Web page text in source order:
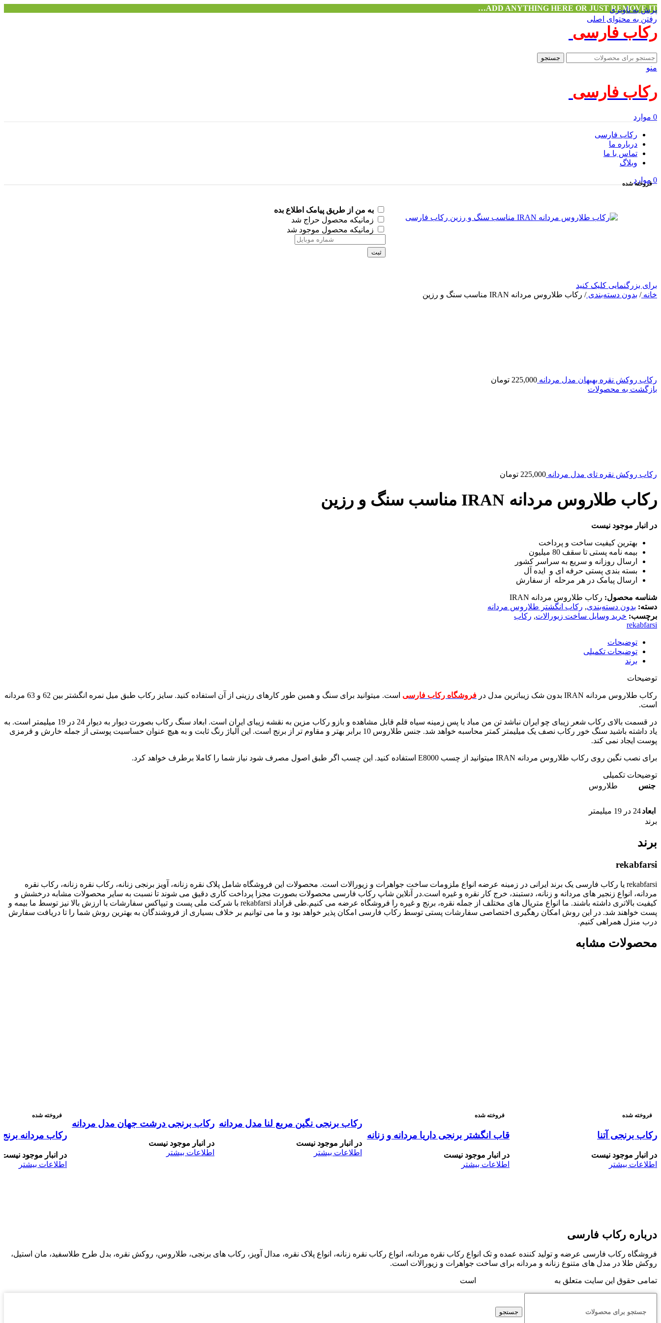
پرش به ناوبری
رفتن به محتوای اصلی
ADD ANYTHING HERE OR JUST REMOVE IT…
رکاب فارسی
جستجو
منو
رکاب فارسی
0 موارد
رکاب فارسی
درباره ما
تماس با ما
وبلاگ
0 موارد
فروخته شده
به من از طریق پیامک اطلاع بده
زمانیکه محصول حراج شد
زمانیکه محصول موجود شد
ثبت
برای بزرگنمایی کلیک کنید
خانه/ بدون دسته‌بندی/ رکاب طلاروس مردانه IRAN مناسب سنگ و رزین
رکاب روکش نقره بهبهان مدل مردانه 225,000 تومان
بازگشت به محصولات
رکاب روکش نقره تای مدل مردانه 225,000 تومان
رکاب طلاروس مردانه IRAN مناسب سنگ و رزین
در انبار موجود نیست
بهترین کیفیت ساخت و پرداخت
بیمه نامه پستی تا سقف 80 میلیون
ارسال روزانه و سریع به سراسر کشور
بسته بندی پستی حرفه ای و ایده آل
ارسال پیامک در هر مرحله از سفارش
شناسه محصول: رکاب طلاروس مردانه IRAN
دسته: بدون دسته‌بندی, رکاب انگشتر طلاروس مردانه
برچسب: خرید وسایل ساخت زیورالات, رکاب
rekabfarsi
توضیحات
توضیحات تکمیلی
برند
توضیحات
رکاب طلاروس مردانه IRAN بدون شک زیباترین مدل در فروشگاه رکاب فارسی
است. میتوانید برای سنگ و همین طور کارهای رزینی از آن استفاده کنید. سایز رکاب طبق میل نمره انگشتر بین 62 و 63 مردانه
است.
در قسمت بالای رکاب شعر زیبای چو ایران نباشد تن من مباد با پس زمینه سیاه قلم قابل مشاهده و بازو رکاب مزین به نقشه زیبای ایران است. ابعاد سنگ رکاب بصورت دیوار به دیوار 24 در 19 میلیمتر است. به
یاد داشته باشید سنگ خور رکاب نصف یک میلیمتر کمتر محاسبه خواهد شد. جنس طلاروس 10 برابر بهتر و مقاوم تر از برنج است. این آلیاژ رنگ ثابت و به هیچ عنوان حساسیت پوستی از جمله خارش و قرمزی
پوست ایجاد نمی کند.
برای نصب نگین روی رکاب طلاروس مردانه IRAN میتوانید از چسب E8000 استفاده کنید. این چسب اگر طبق اصول مصرف شود نیاز شما را کاملا برطرف خواهد کرد.
توضیحات تکمیلی
جنس
طلاروس
ابعاد24 در 19 میلیمتر
برند
برند
rekabfarsi
rekabfarsi یا رکاب فارسی یک برند ایرانی در زمینه عرضه انواع ملزومات ساخت جواهرات و زیورالات است. محصولات این فروشگاه شامل پلاک نقره زنانه، آویز برنجی زنانه، رکاب نقره زنانه، رکاب نقره
مردانه، انواع زنجیر های مردانه و زنانه، دستبند، خرج کار نقره و غیره است.در آنلاین شاپ رکاب فارسی محصولات بصورت مجزا پرداخت کاری دقیق می شوند تا نسبت به سایر محصولات مشابه درخشش و
کیفیت بالاتری داشته باشند. ما انواع متریال های مختلف از جمله نقره، برنج و غیره را فروشگاه عرضه می کنیم.طی قراداد rekabfarsi با شرکت ملی پست و تیپاکس سفارشات با ارزش بالا نیز توسط ما بیمه و
پست خواهند شد. در این روش امکان رهگیری اختصاصی سفارشات پستی توسط رکاب فارسی امکان پذیر خواهد بود و ما می توانیم بر خلاف بسیاری از فروشندگان به بهترین روش شما را تا دریافت سفارش
درب منزل همراهی کنیم.
محصولات مشابه
فروخته شده
رکاب برنجی آتنا
در انبار موجود نیست
اطلاعات بیشتر
فروخته شده
قاب انگشتر برنجی داریا مردانه و زنانه
در انبار موجود نیست
اطلاعات بیشتر
رکاب برنجی نگین مربع لنا مدل مردانه
در انبار موجود نیست
اطلاعات بیشتر
رکاب برنجی درشت جهان مدل مردانه
در انبار موجود نیست
اطلاعات بیشتر
فروخته شده
رکاب مردانه
در انبار موجود نیست
اطلاعات بیشتر
درباره رکاب فارسی
فروشگاه رکاب فارسی عرضه و تولید کننده عمده و تک انواع رکاب نقره مردانه، انواع رکاب نقره زنانه، انواع پلاک نقره، مدال آویز، رکاب های برنجی، طلاروس، روکش نقره، بدل طرح طلاسفید، مان استیل،
روکش طلا در مدل های متنوع زنانه و مردانه برای ساخت جواهرات و زیورالات است.
تمامی حقوق این سایت متعلق به است
جستجو